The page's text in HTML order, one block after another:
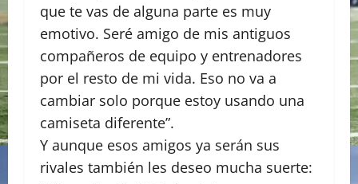
que te vas de alguna parte es muy
emotivo. Seré amigo de mis antiguos
compañeros de equipo y entrenadores
por el resto de mi vida. Eso no va a
cambiar solo porque estoy usando una
camiseta diferente”.
Y aunque esos amigos ya serán sus
rivales también les deseo mucha suerte: